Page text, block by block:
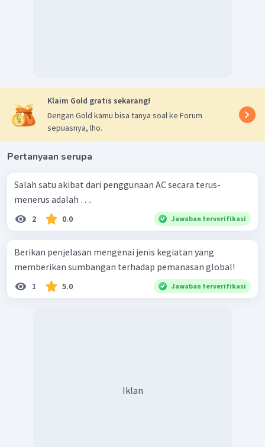
Klaim Gold gratis sekarang!
Dengan Gold kamu bisa tanya soal ke Forum
sepuasnya, lho.
Pertanyaan serupa
Salah satu akibat dari penggunaan AC secara terus-
menerus adalah ….
2 0.0 Jawaban terverifikasi
Berikan penjelasan mengenai jenis kegiatan yang
memberikan sumbangan terhadap pemanasan global!
1 5.0 Jawaban terverifikasi
Iklan